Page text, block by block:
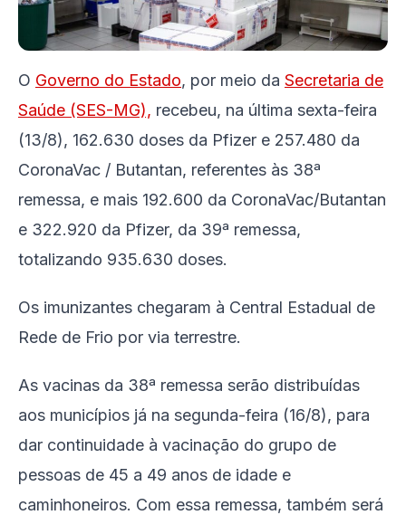
O Governo do Estado, por meio da Secretaria de
Saúde (SES-MG), recebeu, na última sexta-feira
(13/8), 162.630 doses da Pfizer e 257.480 da
CoronaVac / Butantan, referentes às 38ª
remessa, e mais 192.600 da CoronaVac/Butantan
e 322.920 da Pfizer, da 39ª remessa,
totalizando 935.630 doses.
Os imunizantes chegaram à Central Estadual de
Rede de Frio por via terrestre.
As vacinas da 38ª remessa serão distribuídas
aos municípios já na segunda-feira (16/8), para
dar continuidade à vacinação do grupo de
pessoas de 45 a 49 anos de idade e
caminhoneiros. Com essa remessa, também será